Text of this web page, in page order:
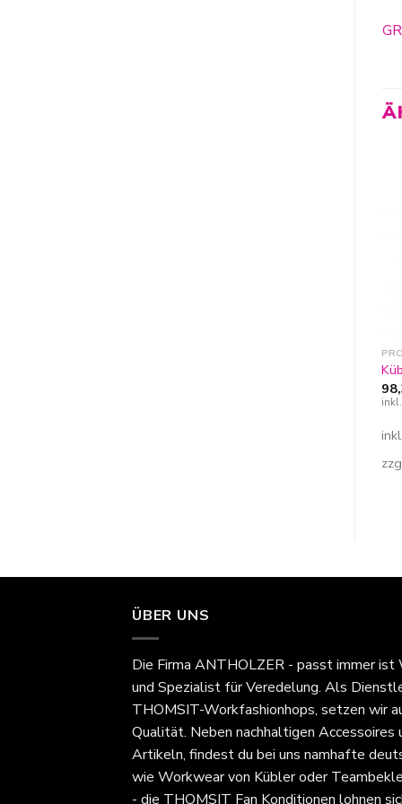
ÜBER UNS
Die Firma ANTHOLZER - passt immerist
und Spezialist für Veredelung. Als
THOMSIT-Workfashionhops, setzen wir
Qualität. Neben nachhaltigen
Artikeln, findest du bei uns namhafte
wie Workwear von Kübler oder
- die THOMSIT Fan Konditionen lohnen